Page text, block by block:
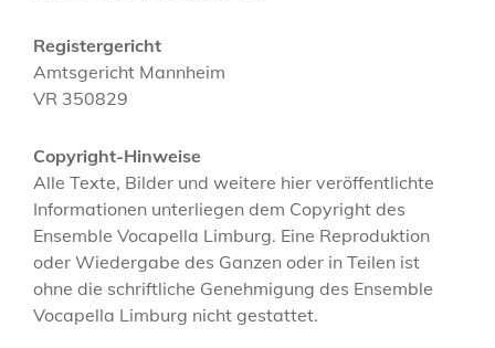
Registergericht
Amtsgericht Mannheim
VR 350829
Copyright-Hinweise
Alle Texte, Bilder und weitere hier veröffentlichte
Informationen unterliegen dem Copyright des
Ensemble Vocapella Limburg. Eine Reproduktion
oder Wiedergabe des Ganzen oder in Teilen ist
ohne die schriftliche Genehmigung des Ensemble
Vocapella Limburg nicht gestattet.